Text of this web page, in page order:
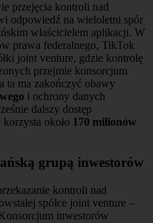
przejęcia kontroli nad
odpowiedź na wieloletni spór
właścicielem aplikacji. W
prawa federalnego, TikTok
joint venture, gdzie kontrolę
przejmie konsorcjum
ta ma zakończyć obawy
i ochrony danych
dalszy dostęp
około 170 milionów
grupą inwestorów
kontroli nad
spółce joint venture –
inwestorów